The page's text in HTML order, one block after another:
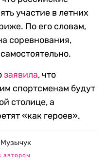
участие в летних
По его словам,
соревнования,
заявила, что
спортсменам будут
столице, а
«как героев».
автором